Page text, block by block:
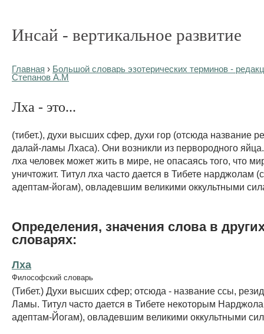
Инсай - вертикальное развитие
Главная › Большой словарь эзотерических терминов -
Степанов А.М
Лха - это...
(тибет.), духи высших сфер, духи гор (отсюда название
далай-ламы Лхаса). Они возникли из первородного
лха человек может жить в мире, не опасаясь того, что
уничтожит. Титул лха часто дается в Тибете нарджолам
адептам-йогам), овладевшим великими оккультными
Определения, значения слова в
словарях:
Лха
Философский словарь
(Тибет.) Духи высших сфер; отсюда - название ссы,
Ламы. Титул часто дается в Тибете некоторым
адептам-Йогам), овладевшим великими оккультными